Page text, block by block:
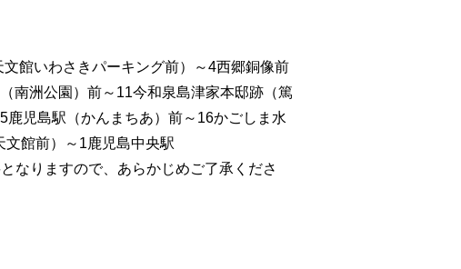
館いわさきパーキング前）～4西郷銅像前
南洲公園）前～11今和泉島津家本邸跡（篤
児島駅（かんまちあ）前～16かごしま水
館前）～1鹿児島中央駅
なりますので、あらかじめご了承くださ